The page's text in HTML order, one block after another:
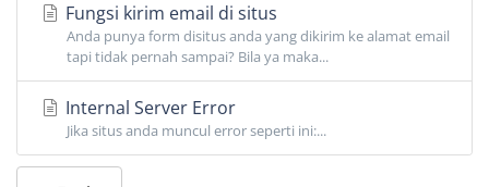
Fungsi kirim email di situs
Anda punya form disitus anda yang dikirim ke alamat email
tapi tidak pernah sampai? Bila ya maka...
Internal Server Error
Jika situs anda muncul error seperti ini:...